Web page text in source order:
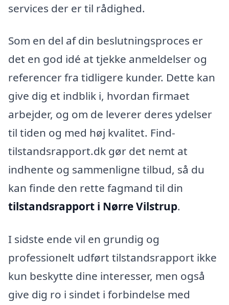
services der er til rådighed.
Som en del af din beslutningsproces er
det en god idé at tjekke anmeldelser og
referencer fra tidligere kunder. Dette kan
give dig et indblik i, hvordan firmaet
arbejder, og om de leverer deres ydelser
til tiden og med høj kvalitet. Find-
tilstandsrapport.dk gør det nemt at
indhente og sammenligne tilbud, så du
kan finde den rette fagmand til din
tilstandsrapport i Nørre Vilstrup.
I sidste ende vil en grundig og
professionelt udført tilstandsrapport ikke
kun beskytte dine interesser, men også
give dig ro i sindet i forbindelse med